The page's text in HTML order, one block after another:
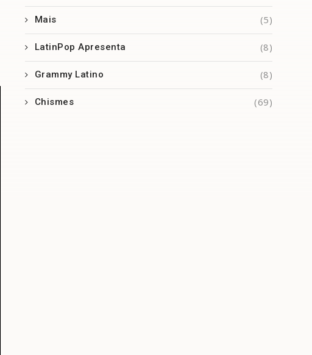
Mais (5)
LatinPop Apresenta (8)
Grammy Latino (8)
Chismes (69)